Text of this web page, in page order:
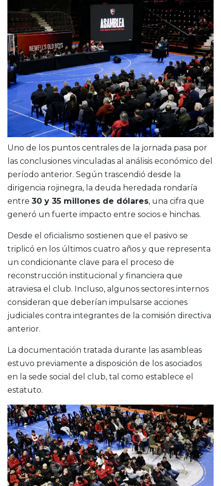
Uno de los puntos centrales de la jornada pasa por
las conclusiones vinculadas al análisis económico del
período anterior. Según trascendió desde la
dirigencia rojinegra, la deuda heredada rondaría
entre 30 y 35 millones de dólares, una cifra que
generó un fuerte impacto entre socios e hinchas.
Desde el oficialismo sostienen que el pasivo se
triplicó en los últimos cuatro años y que representa
un condicionante clave para el proceso de
reconstrucción institucional y financiera que
atraviesa el club. Incluso, algunos sectores internos
consideran que deberían impulsarse acciones
judiciales contra integrantes de la comisión directiva
anterior.
La documentación tratada durante las asambleas
estuvo previamente a disposición de los asociados
en la sede social del club, tal como establece el
estatuto.